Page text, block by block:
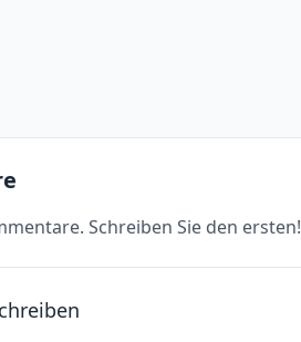
Schreiben Sie den ersten!